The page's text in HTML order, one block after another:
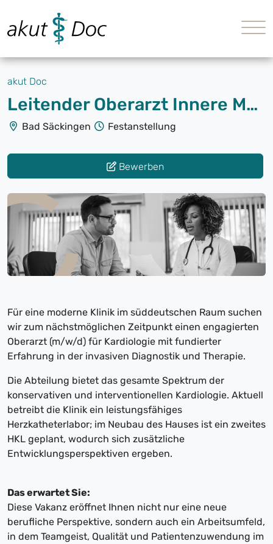
akut Doc
Leitender Oberarzt Innere Medizin und Kardiologie (m/w/d)
Bad Säckingen Festanstellung
Bewerben
Für eine moderne Klinik im süddeutschen Raum suchen
wir zum nächstmöglichen Zeitpunkt einen engagierten
Oberarzt (m/w/d) für Kardiologie mit fundierter
Erfahrung in der invasiven Diagnostik und Therapie.
Die Abteilung bietet das gesamte Spektrum der
konservativen und interventionellen Kardiologie. Aktuell
betreibt die Klinik ein leistungsfähiges
Herzkatheterlabor; im Neubau des Hauses ist ein zweites
HKL geplant, wodurch sich zusätzliche
Entwicklungsperspektiven ergeben.
Das erwartet Sie:
Diese Vakanz eröffnet Ihnen nicht nur eine neue
berufliche Perspektive, sondern auch ein Arbeitsumfeld,
in dem Teamgeist, Qualität und Patientenzuwendung im